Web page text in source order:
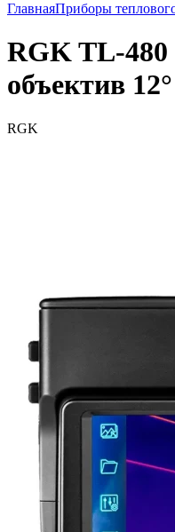
ГлавнаяПриборы
RGK TL-480
объектив
RGK